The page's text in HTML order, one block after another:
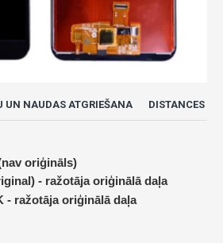
UN NAUDAS ATGRIEŠANA DISTANCES
oriģināls)
- ražotāja oriģinālā daļa
- ražotāja oriģinālā daļa